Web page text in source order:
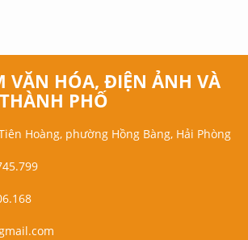
VĂN HÓA, ĐIỆN ẢNH VÀ
PHỐ
Hoàng, phường Hồng Bàng, Hải Phòng